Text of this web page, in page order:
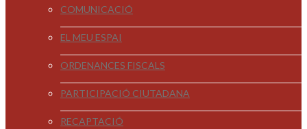
COMUNICACIÓ
EL MEU ESPAI
ORDENANCES FISCALS
PARTICIPACIÓ CIUTADANA
RECAPTACIÓ